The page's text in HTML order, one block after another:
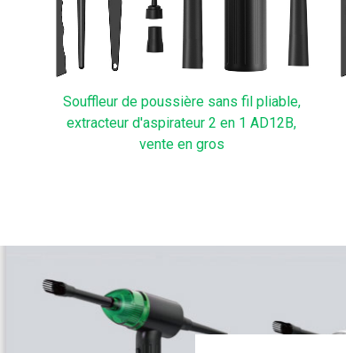
Souffleur de poussière sans fil pliable,
extracteur d'aspirateur 2 en 1 AD12B,
vente en gros